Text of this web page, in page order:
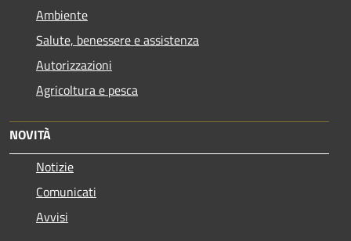
Ambiente
Salute, benessere e assistenza
Autorizzazioni
Agricoltura e pesca
NOVITÀ
Notizie
Comunicati
Avvisi